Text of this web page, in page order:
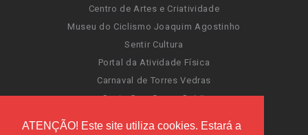
ATENÇÃO! Este site utiliza cookies. Estará a
Centro de Artes e Criatividade
Museu do Ciclismo Joaquim Agostinho
Sentir Cultura
Portal da Atividade Física
Carnaval de Torres Vedras
Santa Cruz Ocean Spirit